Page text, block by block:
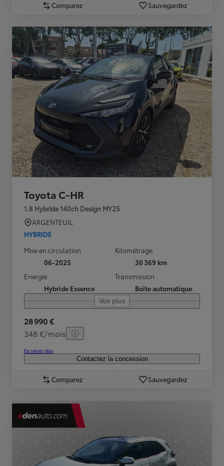
Comparez Sauvegardez
Toyota C-HR
1.8 Hybride 140ch Design MY25
ARGENTEUIL
HYBRIDE
Mise en circulation
06-2025
Kilométrage
30 369 km
Energie
Hybride Essence
Transmission
Boîte automatique
Voir plus
28 990 €
348 €/mois
En savoir plus
Contactez la concession
Comparez Sauvegardez